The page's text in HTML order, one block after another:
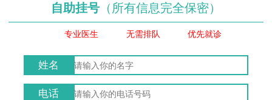
自助挂号 （所有信息完全保密）
专业医生 无需排队 优先就诊
姓名
电话